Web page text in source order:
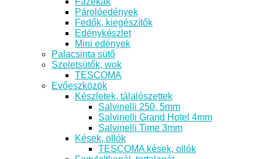
Párolóedények
Fedők, kiegészítők
Edénykészlet
Mini edények
Palacsinta sütő
Szeletsütők, wok
TESCOMA
Evőeszközök
Készletek, tálalószettek
Salvinelli 250, 5mm
Salvinelli Grand Hotel 4mm
Salvinelli Time 3mm
Kések, ollók
TESCOMA kések, ollók